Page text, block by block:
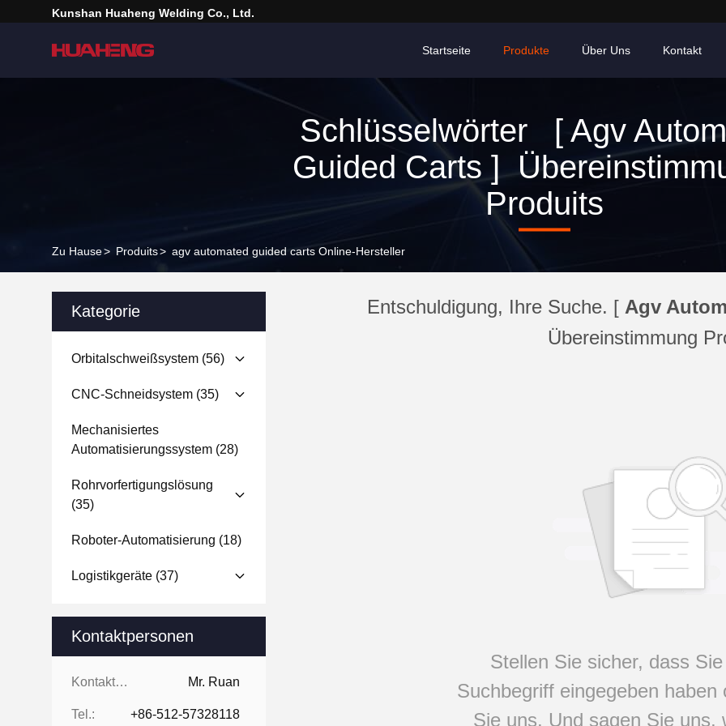
Kunshan Huaheng Welding Co., Ltd.
Startseite Produkte Über Uns Kontakt
Schlüsselwörter [ Agv
Guided Carts ]
Produits
Zu Hause> Produits> agv automated guided carts Online-Hersteller
Kategorie
Orbitalschweißsystem (56)
CNC-Schneidsystem (35)
Mechanisiertes
Automatisierungssystem (28)
Rohrvorfertigungslösung
(35)
Roboter-Automatisierung (18)
Logistikgeräte (37)
Kontaktpersonen
Kontaktpersonen: Mr. Ruan
Tel.: +86-512-57328118
Entschuldigung, Ihre Suche. [ Agv
Übereinstimmung
Stellen Sie sicher, dass
Suchbegriff eingegeben haben
Sie uns. Und sagen Sie uns,